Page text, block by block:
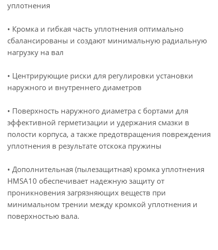
уплотнения
• Кромка и гибкая часть уплотнения оптимально
сбалансированы и создают минимальную радиальную
нагрузку на вал
• Центрирующие риски для регулировки установки
наружного и внутреннего диаметров
• Поверхность наружного диаметра с бортами для
эффективной герметизации и удержания смазки в
полости корпуса, а также предотвращения повреждения
уплотнения в результате отскока пружины
• Дополнительная (пылезащитная) кромка уплотнения
HMSA10 обеспечивает надежную защиту от
проникновения загрязняющих веществ при
минимальном трении между кромкой уплотнения и
поверхностью вала.